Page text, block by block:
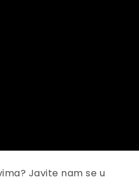
Javite nam se u